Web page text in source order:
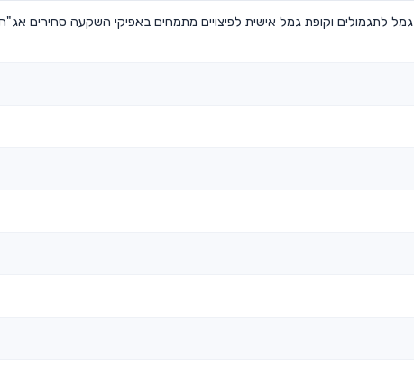
לתגמולים וקופת גמל אישית לפיצויים מתמחים באפיקי השקעה סחירים